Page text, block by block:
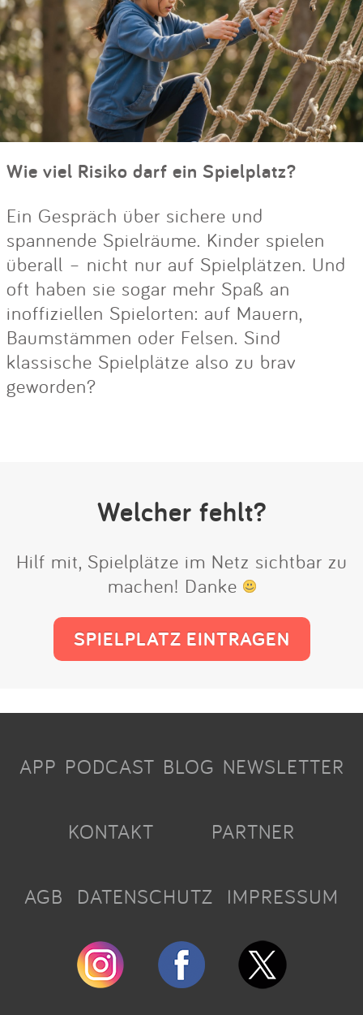
Wie viel Risiko darf ein Spielplatz?
Ein Gespräch über sichere und
spannende Spielräume. Kinder spielen
überall – nicht nur auf Spielplätzen. Und
oft haben sie sogar mehr Spaß an
inoffiziellen Spielorten: auf Mauern,
Baumstämmen oder Felsen. Sind
klassische Spielplätze also zu brav
geworden?
Welcher fehlt?
Hilf mit, Spielplätze im Netz sichtbar zu
machen! Danke
SPIELPLATZ EINTRAGEN
APP PODCAST BLOG NEWSLETTER
KONTAKT PARTNER
AGB DATENSCHUTZ IMPRESSUM